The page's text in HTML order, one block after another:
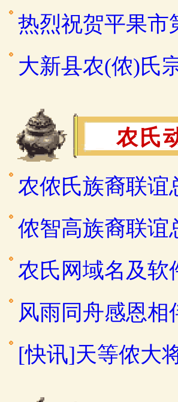
热烈祝贺平果
大新县农(侬)氏
农氏
农侬氏族裔联
侬智高族裔联
农氏网域名及
风雨同舟感恩
[快讯]天等侬大